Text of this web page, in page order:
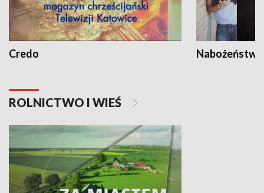
Credo
ROLNICTWO I WIEŚ